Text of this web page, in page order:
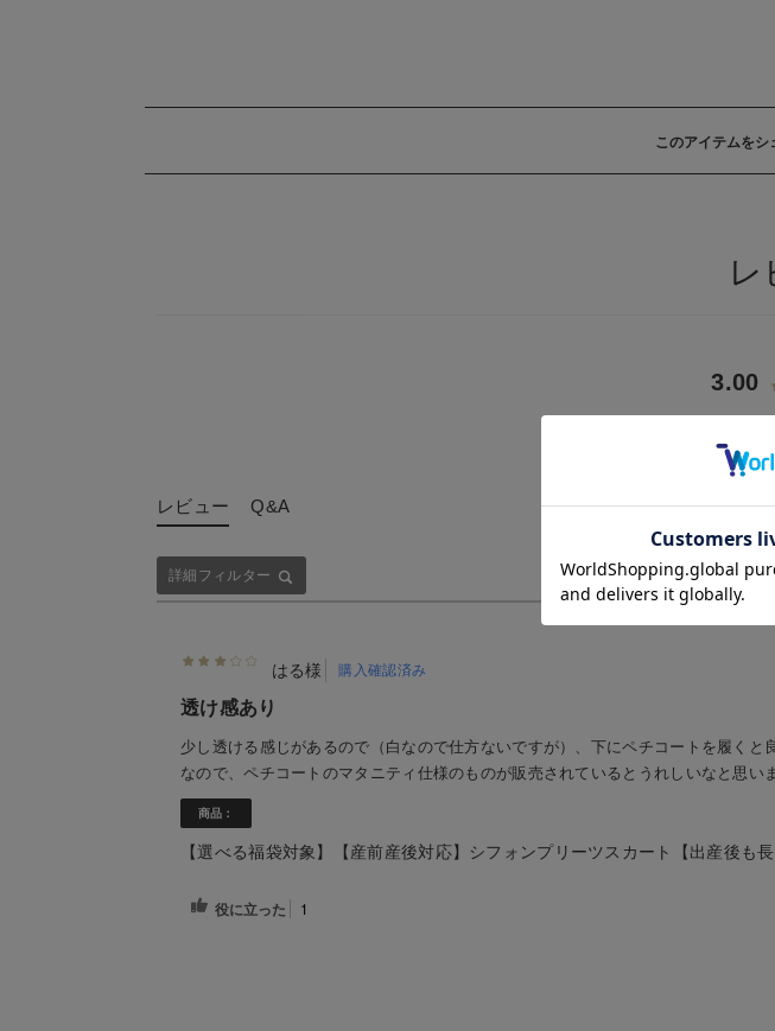
このアイテムをシ
レ
3.00
レビューを
レビュー Q&A
詳細フィルター
はる様 購入確認済み
透け感あり
少し透ける感じがあるので（白なので仕方ないですが）、下にペチコートを履く
なので、ペチコートのマタニティ仕様のものが販売されているとうれしいなと思い
商品：
【選べる福袋対象】【産前産後対応】シフォンプリーツスカート【出産後も長
役に立った 1
お気に入